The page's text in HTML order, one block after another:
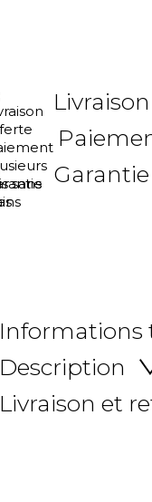
Informations
Description
Livraison et